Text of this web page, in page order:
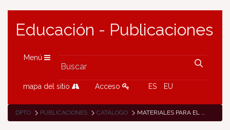
Educación - Publicaciones
Menú
mapa del sitio Acceso ES EU
DPTO PUBLICACIONES CATÁLOGO MATERIALES PARA EL APRENDIZAJE DEL ESPAÑOL. SELECCIÓN Y ANÁLISIS